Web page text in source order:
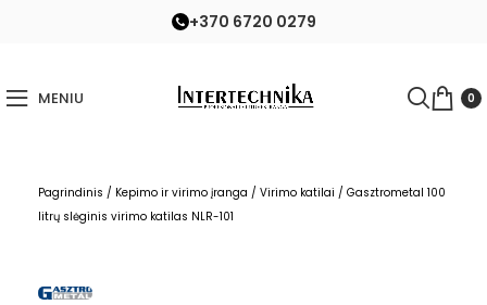
+370 6720 0279
MENIU 0
Pagrindinis / Kepimo ir virimo įranga / Virimo katilai / Gasztrometal 100
litrų slėginis virimo katilas NLR-101